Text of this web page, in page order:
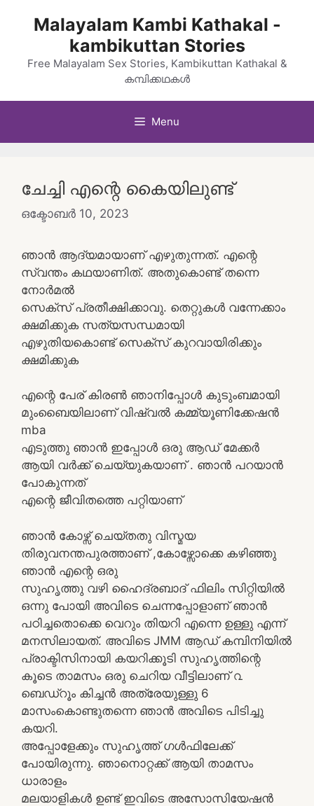
Malayalam Kambi Kathakal -
kambikuttan Stories
Free Malayalam Sex Stories, Kambikuttan Kathakal &
കമ്പിക്കഥകൾ
Menu
ചേച്ചി എന്റെ കൈയിലുണ്ട്
ഒക്ടോബർ 10, 2023
ഞാന്‍ ആദ്യമായാണ് എഴുതുന്നത്. എന്റെ
സ്വന്തം കഥയാണിത്. അതുകൊണ്ട് തന്നെ
നോര്‍മല്‍
സെക്സ് പ്രതീക്ഷിക്കാവു. തെറ്റുകള്‍ വന്നേക്കാം
ക്ഷമിക്കുക സത്യസന്ധമായി
എഴുതിയകൊണ്ട് സെക്സ് കുറവായിരിക്കും
ക്ഷമിക്കുക
എന്റെ പേര് കിരൺ ഞാനിപ്പോൾ കുടുംബമായി
മുംബൈയിലാണ് വിഷ്വൽ കമ്മ്യൂണിക്കേഷൻ
mba
എടുത്തു ഞാൻ ഇപ്പോൾ ഒരു ആഡ് മേക്കർ
ആയി വർക്ക് ചെയ്യുകയാണ് . ഞാൻ പറയാൻ
പോകുന്നത്
എന്റെ ജീവിതത്തെ പറ്റിയാണ്
ഞാൻ കോഴ്സ് ചെയ്തതു വിസ്മയ
തിരുവനന്തപുരത്താണ് ,കോഴ്സോക്കെ കഴിഞ്ഞു
ഞാൻ എന്റെ ഒരു
സുഹൃത്തു വഴി ഹൈദ്രബാദ് ഫിലിം സിറ്റിയിൽ
ഒന്നു പോയി അവിടെ ചെന്നപ്പോളാണ് ഞാൻ
പഠിച്ചതൊക്കെ വെറും തിയറി എന്നെ ഉള്ളു എന്ന്
മനസിലായത്. അവിടെ JMM ആഡ് കമ്പിനിയിൽ
പ്രാക്ടിസിനായി കയറിക്കൂടി സുഹൃത്തിന്റെ
കൂടെ താമസം ഒരു ചെറിയ വീട്ടിലാണ് ൨
ബെഡ്‌റൂം കിച്ചൻ അത്രേയുള്ളു 6
മാസംകൊണ്ടുതന്നെ ഞാൻ അവിടെ പിടിച്ചു
കയറി.
അപ്പോളേക്കും സുഹൃത്ത് ഗൾഫിലേക്ക്
പോയിരുന്നു. ഞാനൊറ്റക്ക് ആയി താമസം
ധാരാളം
മലയാളികൾ ഉണ്ട് ഇവിടെ അസോസിയേഷൻ